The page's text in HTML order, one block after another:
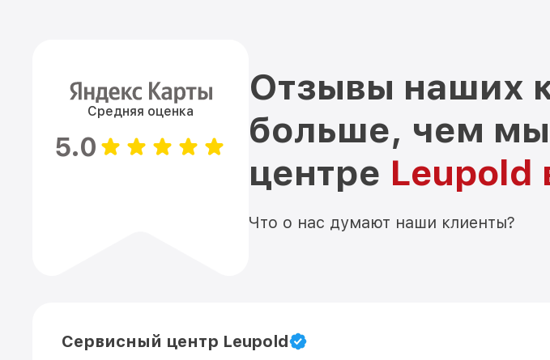
Средняя оценка
5.0
Отзывы наших
больше, чем
центре Leupold
Что о нас думают наши клиенты?
Сервисный центр Leupold